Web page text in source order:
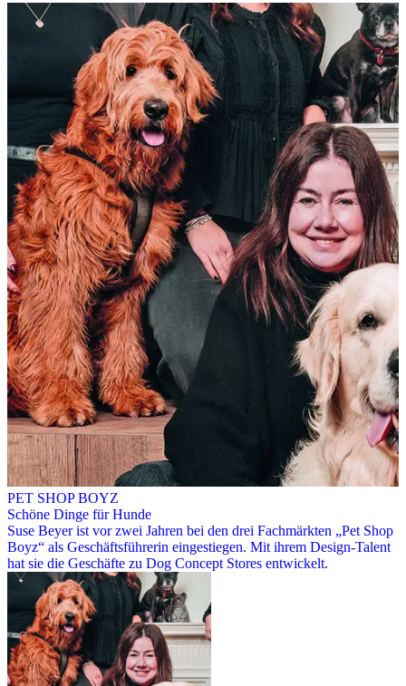
PET SHOP BOYZ
Schöne Dinge für Hunde
Suse Beyer ist vor zwei Jahren bei den drei Fachmärkten „Pet Shop
Boyz“ als Geschäftsführerin eingestiegen. Mit ihrem Design-Talent
hat sie die Geschäfte zu Dog Concept Stores entwickelt.